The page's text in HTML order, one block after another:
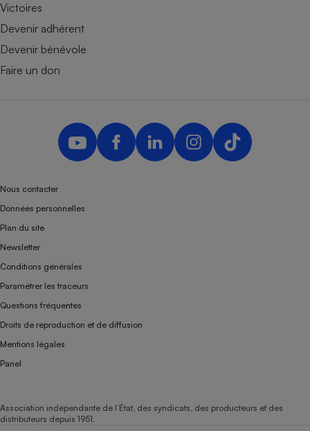
Victoires
Devenir adhérent
Devenir bénévole
Faire un don
Nous contacter
Données personnelles
Plan du site
Newsletter
Conditions générales
Paramétrer les traceurs
Questions fréquentes
Droits de reproduction et de diffusion
Mentions légales
Panel
Association indépendante de l’État, des syndicats, des producteurs et des
distributeurs depuis 1951.